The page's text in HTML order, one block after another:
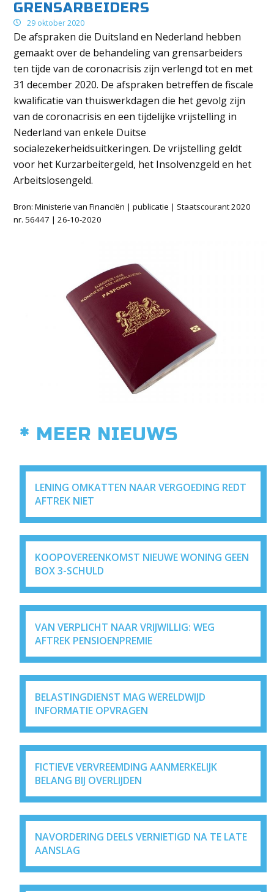
GRENSARBEIDERS
29 oktober 2020
De afspraken die Duitsland en Nederland hebben
gemaakt over de behandeling van grensarbeiders
ten tijde van de coronacrisis zijn verlengd tot en met
31 december 2020. De afspraken betreffen de fiscale
kwalificatie van thuiswerkdagen die het gevolg zijn
van de coronacrisis en een tijdelijke vrijstelling in
Nederland van enkele Duitse
socialezekerheidsuitkeringen. De vrijstelling geldt
voor het Kurzarbeitergeld, het Insolvenzgeld en het
Arbeitslosengeld.
Bron: Ministerie van Financiën | publicatie | Staatscourant 2020
nr. 56447 | 26-10-2020
* MEER NIEUWS
LENING OMKATTEN NAAR VERGOEDING REDT
AFTREK NIET
KOOPOVEREENKOMST NIEUWE WONING GEEN
BOX 3-SCHULD
VAN VERPLICHT NAAR VRIJWILLIG: WEG
AFTREK PENSIOENPREMIE
BELASTINGDIENST MAG WERELDWIJD
INFORMATIE OPVRAGEN
FICTIEVE VERVREEMDING AANMERKELIJK
BELANG BIJ OVERLIJDEN
NAVORDERING DEELS VERNIETIGD NA TE LATE
AANSLAG